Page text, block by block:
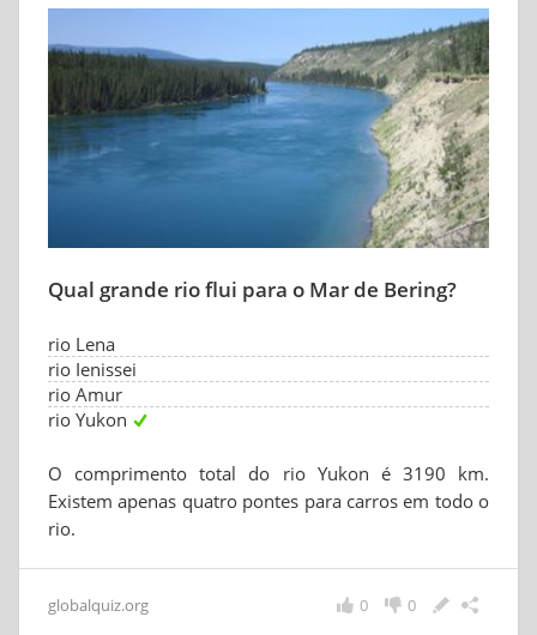
Qual grande rio flui para o Mar de Bering?
rio Lena
rio Ienissei
rio Amur
rio Yukon
O comprimento total do rio Yukon é 3190 km.
Existem apenas quatro pontes para carros em todo o
rio.
globalquiz.org 0
0